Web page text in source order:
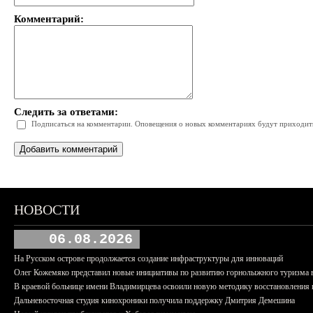
Комментарий:
Следить за ответами:
Подписаться на комментарии. Оповещения о новых комментариях будут
НОВОСТИ
06.08.2026
На Русском острове продолжается создание инфраструктуры для инноваций
Олег Кожемяко представил новые инициативы по развитию горнолыжного туризма
В краевой больнице имени Владимирцева освоили новую методику восстановления
Дальневосточная студия кинохроники получила поддержку Дмитрия Демешина